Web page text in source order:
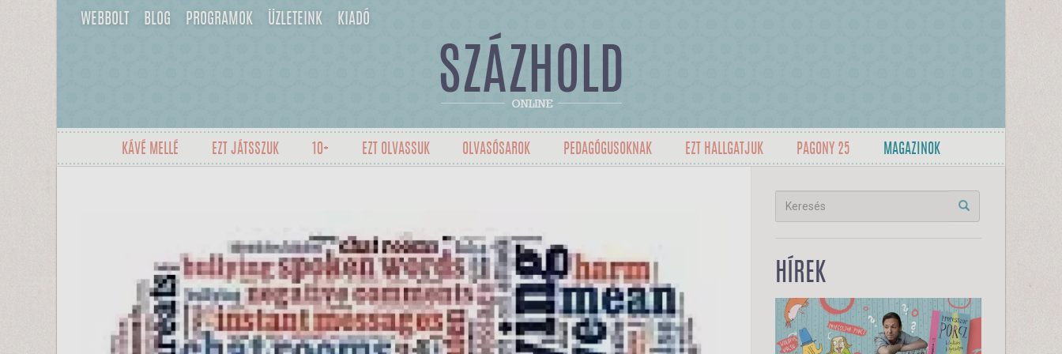
WEBBOLT BLOG PROGRAMOK ÜZLETEINK KIADÓ
KÁVÉ MELLÉ EZT JÁTSSZUK 10+ EZT OLVASSUK OLVASÓSAROK PEDAGÓGUSOKNAK EZT HALLGATJUK PAGONY 25 MAGAZINOK
HÍREK